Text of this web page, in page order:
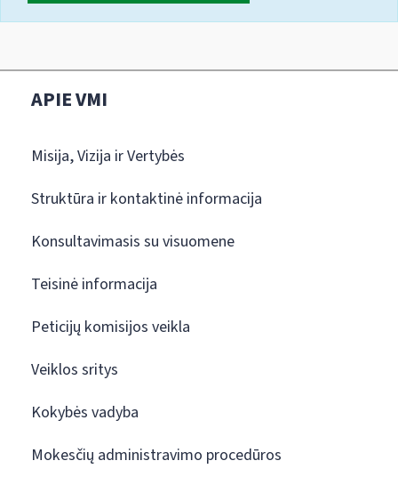
APIE VMI
Misija, Vizija ir Vertybės
Struktūra ir kontaktinė informacija
Konsultavimasis su visuomene
Teisinė informacija
Peticijų komisijos veikla
Veiklos sritys
Kokybės vadyba
Mokesčių administravimo procedūros